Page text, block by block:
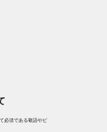
必須である敬語やビ